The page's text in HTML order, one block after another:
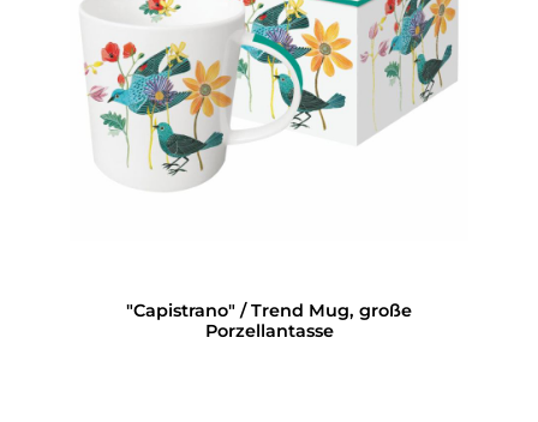
"Capistrano" / Trend Mug, große
Porzellantasse